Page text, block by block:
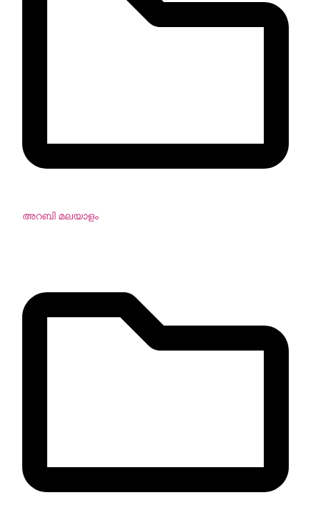
അറബി മലയാളം